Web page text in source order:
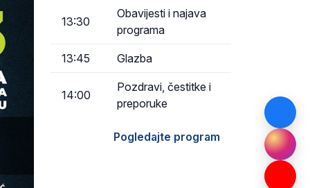
13:30
Obavijesti i najava
programa
13:45 Glazba
14:00
Pozdravi, čestitke i
preporuke
Pogledajte program